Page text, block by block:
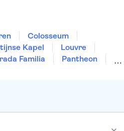
Colosseum
Kapel
Louvre
Familia
Pantheon